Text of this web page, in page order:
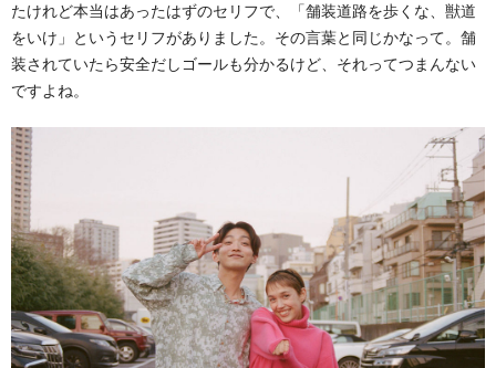
たけれど本当はあったはずのセリフで、「舗装道路を歩くな、獣道
をいけ」というセリフがありました。その言葉と同じかなって。舗
装されていたら安全だしゴールも分かるけど、それってつまんない
ですよね。